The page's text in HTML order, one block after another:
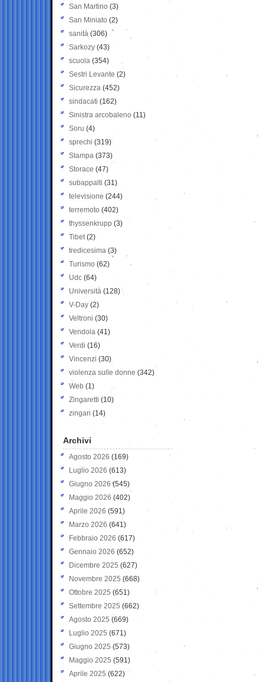
San Martino (3)
San Miniato (2)
sanità (306)
Sarkozy (43)
scuola (354)
Sestri Levante (2)
Sicurezza (452)
sindacati (162)
Sinistra arcobaleno (11)
Soru (4)
sprechi (319)
Stampa (373)
Storace (47)
subappalti (31)
televisione(244)
terremoto (402)
thyssenkrupp (3)
Tibet(2)
tredicesima (3)
Turismo (62)
Udc (64)
Università (128)
V-Day (2)
Veltroni (30)
Vendola (41)
Verdi (16)
Vincenzi (30)
violenza sulle donne (342)
Web (1)
Zingaretti (10)
zingari (14)
Archivi
Agosto 2026 (169)
Luglio 2026 (613)
Giugno 2026 (545)
Maggio 2026 (402)
Aprile 2026 (591)
Marzo 2026 (641)
Febbraio 2026 (617)
Gennaio 2026 (652)
Dicembre 2025 (627)
Novembre 2025 (668)
Ottobre 2025 (651)
Settembre 2025 (662)
Agosto 2025 (669)
Luglio 2025 (671)
Giugno 2025 (573)
Maggio 2025 (591)
Aprile 2025 (622)